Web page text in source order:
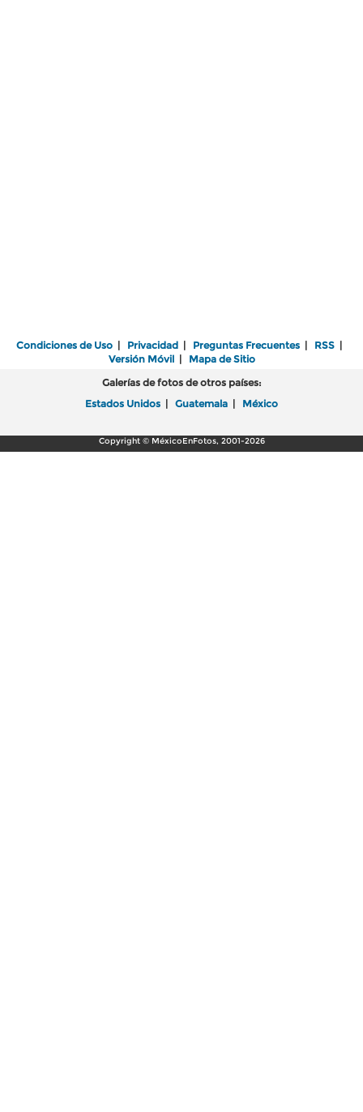
Condiciones de Uso | Privacidad | Preguntas Frecuentes | RSS |
Versión Móvil| Mapa de Sitio
Galerías de fotos de otros países:
Estados Unidos | Guatemala | México
Copyright © MéxicoEnFotos, 2001-2026